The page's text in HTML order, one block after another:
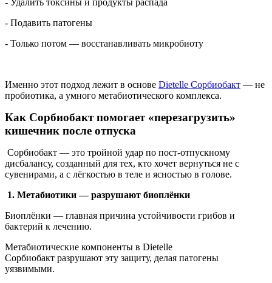
- Подавить патогены
- Только потом — восстанавливать микробиоту
Именно этот подход лежит в основе Dietelle Сорбиобакт — не
пробиотика, а умного метабиотического комплекса.
Как Сорбиобакт помогает «перезагрузить»
кишечник после отпуска
Сорбиобакт — это тройной удар по пост-отпускному
дисбалансу, созданный для тех, кто хочет вернуться не с
сувенирами, а с лёгкостью в теле и ясностью в голове.
1. Метабиотики — разрушают биоплёнки
Биоплёнки — главная причина устойчивости грибов и
бактерий к лечению.
Метабиотические компоненты в Dietelle
Сорбиобакт разрушают эту защиту, делая патогены
уязвимыми.